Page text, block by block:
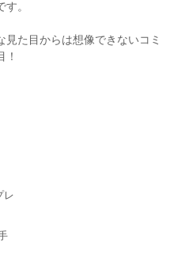
。
見た目からは想像できないコミ
レ